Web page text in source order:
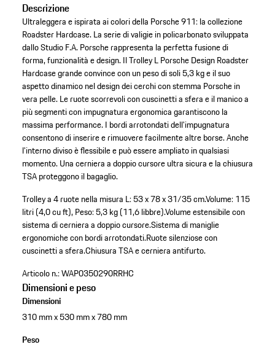
Descrizione
Ultraleggera e ispirata ai colori della Porsche 911: la collezione
Roadster Hardcase. La serie di valigie in policarbonato sviluppata
dallo Studio F.A. Porsche rappresenta la perfetta fusione di
forma, funzionalità e design. Il Trolley L Porsche Design Roadster
Hardcase grande convince con un peso di soli 5,3 kg e il suo
aspetto dinamico nel design dei cerchi con stemma Porsche in
vera pelle. Le ruote scorrevoli con cuscinetti a sfera e il manico a
più segmenti con impugnatura ergonomica garantiscono la
massima performance. I bordi arrotondati dell'impugnatura
consentono di inserire e rimuovere facilmente altre borse. Anche
l'interno diviso è flessibile e può essere ampliato in qualsiasi
momento. Una cerniera a doppio cursore ultra sicura e la chiusura
TSA proteggono il bagaglio.
Trolley a 4 ruote nella misura L: 53 x 78 x 31/35 cm.Volume: 115
litri (4,0 cu ft), Peso: 5,3 kg (11,6 libbre).Volume estensibile con
sistema di cerniera a doppio cursore.Sistema di maniglie
ergonomiche con bordi arrotondati.Ruote silenziose con
cuscinetti a sfera.Chiusura TSA e cerniera antifurto.
Articolo n.:WAP0350290RRHC
Dimensioni e peso
Dimensioni
310 mm x 530 mm x 780 mm
Peso